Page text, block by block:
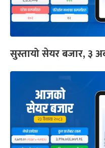
सुस्तायो सेयर बजार, ३